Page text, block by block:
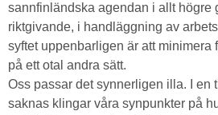
sannfinländska agendan i allt högre
riktgivande, i handläggning av
syftet uppenbarligen är att minimera
på ett otal andra sätt.
Oss passar det synnerligen illa. I en
saknas klingar våra synpunkter på